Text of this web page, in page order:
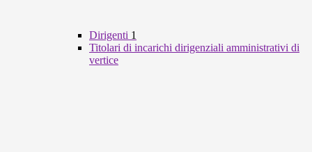
Dirigenti 1
Titolari di incarichi dirigenziali amministrativi di
vertice